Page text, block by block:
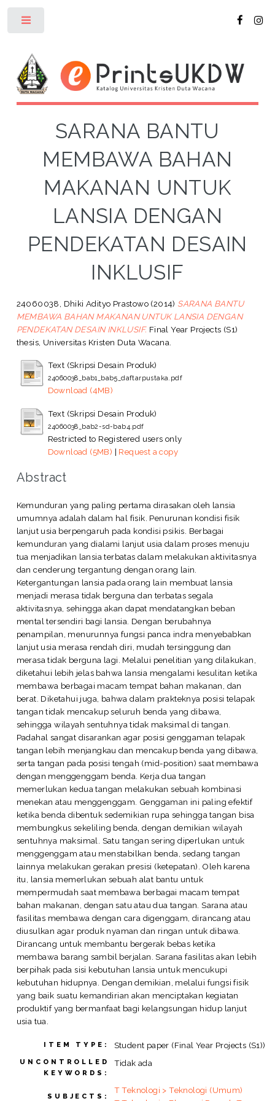
SARANA BANTU
MEMBAWA BAHAN
MAKANAN UNTUK
LANSIA DENGAN
PENDEKATAN DESAIN
INKLUSIF
24060038, Dhiki Adityo Prastowo (2014) SARANA BANTU
MEMBAWA BAHAN MAKANAN UNTUK LANSIA DENGAN
PENDEKATAN DESAIN INKLUSIF. Final Year Projects (S1)
thesis, Universitas Kristen Duta Wacana.
Text (Skripsi Desain Produk)
24060038_bab1_bab5_daftarpustaka.pdf
Download (4MB)
Text (Skripsi Desain Produk)
24060038_bab2-sd-bab4.pdf
Restricted to Registered users only
Download (5MB) | Request a copy
Abstract
Kemunduran yang paling pertama dirasakan oleh lansia
umumnya adalah dalam hal fisik. Penurunan kondisi fisik
lanjut usia berpengaruh pada kondisi psikis. Berbagai
kemunduran yang dialami lanjut usia dalam proses menuju
tua menjadikan lansia terbatas dalam melakukan aktivitasnya
dan cenderung tergantung dengan orang lain.
Ketergantungan lansia pada orang lain membuat lansia
menjadi merasa tidak berguna dan terbatas segala
aktivitasnya, sehingga akan dapat mendatangkan beban
mental tersendiri bagi lansia. Dengan berubahnya
penampilan, menurunnya fungsi panca indra menyebabkan
lanjut usia merasa rendah diri, mudah tersinggung dan
merasa tidak berguna lagi. Melalui penelitian yang dilakukan,
diketahui lebih jelas bahwa lansia mengalami kesulitan ketika
membawa berbagai macam tempat bahan makanan, dan
berat. Diketahui juga, bahwa dalam prakteknya posisi telapak
tangan tidak mencakup seluruh benda yang dibawa,
sehingga wilayah sentuhnya tidak maksimal di tangan.
Padahal sangat disarankan agar posisi genggaman telapak
tangan lebih menjangkau dan mencakup benda yang dibawa,
serta tangan pada posisi tengah (mid-position) saat membawa
dengan menggenggam benda. Kerja dua tangan
memerlukan kedua tangan melakukan sebuah kombinasi
menekan atau menggenggam. Genggaman ini paling efektif
ketika benda dibentuk sedemikian rupa sehingga tangan bisa
membungkus sekeliling benda, dengan demikian wilayah
sentuhnya maksimal. Satu tangan sering diperlukan untuk
menggenggam atau menstabilkan benda, sedang tangan
lainnya melakukan gerakan presisi (ketepatan). Oleh karena
itu, lansia memerlukan sebuah alat bantu untuk
mempermudah saat membawa berbagai macam tempat
bahan makanan, dengan satu atau dua tangan. Sarana atau
fasilitas membawa dengan cara digenggam, dirancang atau
diusulkan agar produk nyaman dan ringan untuk dibawa.
Dirancang untuk membantu bergerak bebas ketika
membawa barang sambil berjalan. Sarana fasilitas akan lebih
berpihak pada sisi kebutuhan lansia untuk mencukupi
kebutuhan hidupnya. Dengan demikian, melalui fungsi fisik
yang baik suatu kemandirian akan menciptakan kegiatan
produktif yang bermanfaat bagi kelangsungan hidup lanjut
usia tua.
ITEM TYPE: Student paper (Final Year Projects (S1))
UNCONTROLLED
KEYWORDS:
Tidak ada
SUBJECTS:
T Teknologi > Teknologi (Umum)